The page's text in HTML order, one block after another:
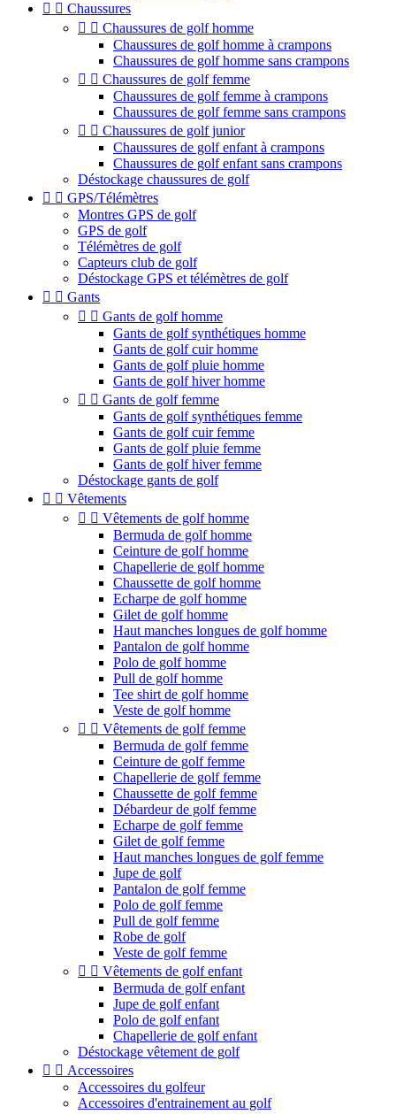
  Chaussures
  Chaussures de golf homme
Chaussures de golf homme à crampons
Chaussures de golf homme sans crampons
  Chaussures de golf femme
Chaussures de golf femme à crampons
Chaussures de golf femme sans crampons
  Chaussures de golf junior
Chaussures de golf enfant à crampons
Chaussures de golf enfant sans crampons
Déstockage chaussures de golf
  GPS/Télémètres
Montres GPS de golf
GPS de golf
Télémètres de golf
Capteurs club de golf
Déstockage GPS et télémètres de golf
  Gants
  Gants de golf homme
Gants de golf synthétiques homme
Gants de golf cuir homme
Gants de golf pluie homme
Gants de golf hiver homme
  Gants de golf femme
Gants de golf synthétiques femme
Gants de golf cuir femme
Gants de golf pluie femme
Gants de golf hiver femme
Déstockage gants de golf
  Vêtements
  Vêtements de golf homme
Bermuda de golf homme
Ceinture de golf homme
Chapellerie de golf homme
Chaussette de golf homme
Echarpe de golf homme
Gilet de golf homme
Haut manches longues de golf homme
Pantalon de golf homme
Polo de golf homme
Pull de golf homme
Tee shirt de golf homme
Veste de golf homme
  Vêtements de golf femme
Bermuda de golf femme
Ceinture de golf femme
Chapellerie de golf femme
Chaussette de golf femme
Débardeur de golf femme
Echarpe de golf femme
Gilet de golf femme
Haut manches longues de golf femme
Jupe de golf
Pantalon de golf femme
Polo de golf femme
Pull de golf femme
Robe de golf
Veste de golf femme
  Vêtements de golf enfant
Bermuda de golf enfant
Jupe de golf enfant
Polo de golf enfant
Chapellerie de golf enfant
Déstockage vêtement de golf
  Accessoires
Accessoires du golfeur
Accessoires d'entrainement au golf